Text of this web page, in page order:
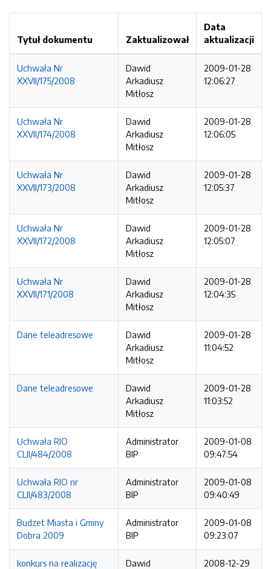
Tytuł dokumentu Zaktualizował
Data
aktualizacji
Uchwała Nr
XXVII/175/2008
Dawid
Arkadiusz
Mitłosz
2009-01-28
12:06:27
Uchwała Nr
XXVII/174/2008
Dawid
Arkadiusz
Mitłosz
2009-01-28
12:06:05
Uchwała Nr
XXVII/173/2008
Dawid
Arkadiusz
Mitłosz
2009-01-28
12:05:37
Uchwała Nr
XXVII/172/2008
Dawid
Arkadiusz
Mitłosz
2009-01-28
12:05:07
Uchwała Nr
XXVII/171/2008
Dawid
Arkadiusz
Mitłosz
2009-01-28
12:04:35
Dane teleadresowe
Dawid
Arkadiusz
Mitłosz
2009-01-28
11:04:52
Dane teleadresowe
Dawid
Arkadiusz
Mitłosz
2009-01-28
11:03:52
Uchwała RIO
CLII/484/2008
Administrator
BIP
2009-01-08
09:47:54
Uchwała RIO nr
CLII/483/2008
Administrator
BIP
2009-01-08
09:40:49
Budzet Miasta i Gminy
Dobra 2009
Administrator
BIP
2009-01-08
09:23:07
konkurs na realizację
Dawid
2008-12-29